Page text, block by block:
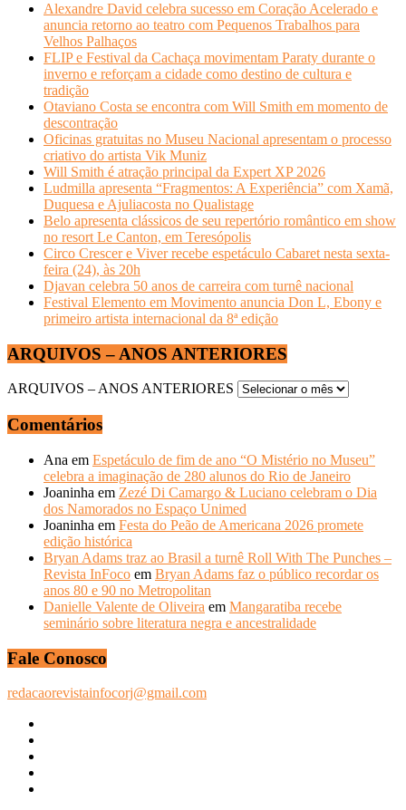
Alexandre David celebra sucesso em Coração Acelerado e
anuncia retorno ao teatro com Pequenos Trabalhos para
Velhos Palhaços
FLIP e Festival da Cachaça movimentam Paraty durante o
inverno e reforçam a cidade como destino de cultura e
tradição
Otaviano Costa se encontra com Will Smith em momento de
descontração
Oficinas gratuitas no Museu Nacional apresentam o processo
criativo do artista Vik Muniz
Will Smith é atração principal da Expert XP 2026
Ludmilla apresenta “Fragmentos: A Experiência” com Xamã,
Duquesa e Ajuliacosta no Qualistage
Belo apresenta clássicos de seu repertório romântico em show
no resort Le Canton, em Teresópolis
Circo Crescer e Viver recebe espetáculo Cabaret nesta sexta-
feira (24), às 20h
Djavan celebra 50 anos de carreira com turnê nacional
Festival Elemento em Movimento anuncia Don L, Ebony e
primeiro artista internacional da 8ª edição
ARQUIVOS – ANOS ANTERIORES
ARQUIVOS – ANOS ANTERIORES
Comentários
Ana em Espetáculo de fim de ano “O Mistério no Museu”
celebra a imaginação de 280 alunos do Rio de Janeiro
Joaninha em Zezé Di Camargo & Luciano celebram o Dia
dos Namorados no Espaço Unimed
Joaninha em Festa do Peão de Americana 2026 promete
edição histórica
Bryan Adams traz ao Brasil a turnê Roll With The Punches –
Revista InFoco em Bryan Adams faz o público recordar os
anos 80 e 90 no Metropolitan
Danielle Valente de Oliveira em Mangaratiba recebe
seminário sobre literatura negra e ancestralidade
Fale Conosco
redacaorevistainfocorj@gmail.com